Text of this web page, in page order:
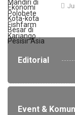
Editorial
Event &